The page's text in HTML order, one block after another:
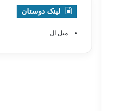
لینک دوستان
مبل ال